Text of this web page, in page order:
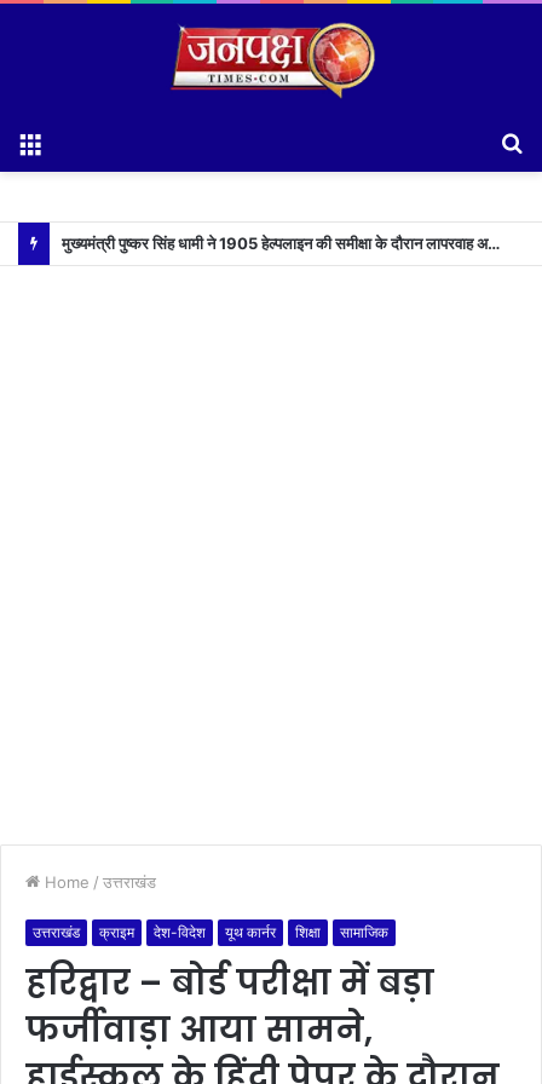
मुख्यमंत्री पुष्कर सिंह धामी ने 1905 हेल्पलाइन की समीक्षा के दौरान लापरवाह अधिकारियों को लगाई फटकार
Home / उत्तराखंड
उत्तराखंड क्राइम देश-विदेश यूथ कार्नर शिक्षा सामाजिक
हरिद्वार – बोर्ड परीक्षा में बड़ा
फर्जीवाड़ा आया सामने,